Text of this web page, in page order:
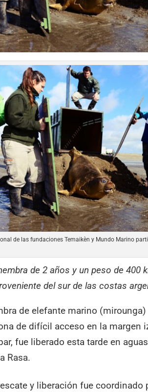
de las fundaciones Temaikèn y Mundo Marino
de 2 años y un peso de 400
del sur de las costas
de elefante marino
de difícil acceso en la margen
fue liberado esta tarde en
Rasa.
y liberación fue coordinado